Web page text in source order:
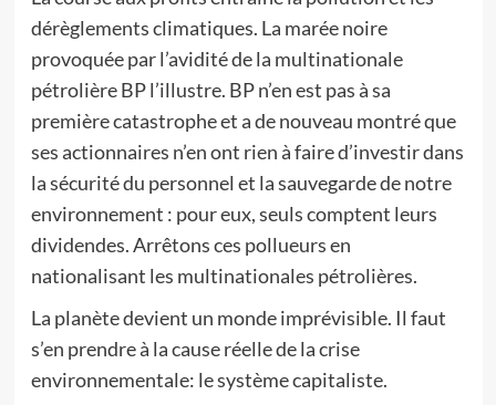
dérèglements climatiques. La marée noire
provoquée par l’avidité de la multinationale
pétrolière BP l’illustre. BP n’en est pas à sa
première catastrophe et a de nouveau montré que
ses actionnaires n’en ont rien à faire d’investir dans
la sécurité du personnel et la sauvegarde de notre
environnement : pour eux, seuls comptent leurs
dividendes. Arrêtons ces pollueurs en
nationalisant les multinationales pétrolières.
La planète devient un monde imprévisible. Il faut
s’en prendre à la cause réelle de la crise
environnementale: le système capitaliste.